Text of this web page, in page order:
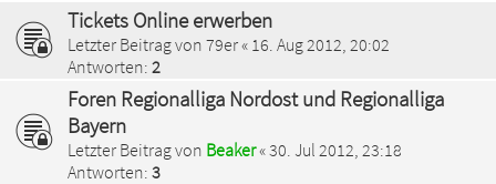
Tickets Online erwerben
Letzter Beitrag von 79er« 16. Aug 2012, 20:02
Antworten: 2
Foren Regionalliga Nordost und Regionalliga
Bayern
Letzter Beitrag von Beaker«30. Jul 2012, 23:18
Antworten: 3